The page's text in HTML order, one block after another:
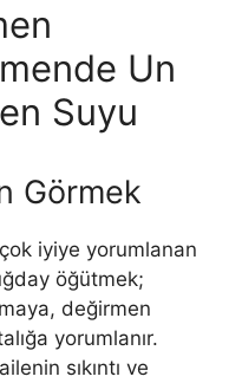
Un
Suyu
Görmek
iyiye yorumlanan
öğütmek;
değirmen
yorumlanır.
sıkıntı ve